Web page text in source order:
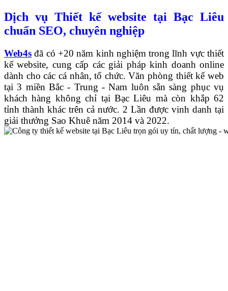
Dịch vụ Thiết kế website tại Bạc Liêu
chuẩn SEO, chuyên nghiệp
Web4s đã có +20 năm kinh nghiệm trong lĩnh vực thiết
kế website, cung cấp các giải pháp kinh doanh online
dành cho các cá nhân, tổ chức.Văn phòng thiết kế web
tại 3 miền Bắc - Trung - Nam luôn sẵn sàng phục vụ
khách hàng không chỉ tại Bạc Liêu mà còn khắp 62
tỉnh thành khác trên cả nước. 2 Lần được vinh danh tại
giải thưởng Sao Khuê năm 2014 và 2022.